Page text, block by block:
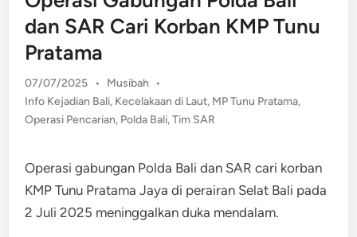
dan SAR Cari Korban KMP Tunu
Pratama
07/07/2025 •
Posted
in
Musibah
•
Info Kejadian Bali, Kecelakaan di Laut, MP Tunu Pratama,
Operasi Pencarian, Polda Bali,Tim SAR
Operasi gabungan Polda Bali dan SAR cari korban
KMP Tunu Pratama Jaya di perairan Selat Bali pada
2 Juli 2025 meninggalkan duka mendalam.